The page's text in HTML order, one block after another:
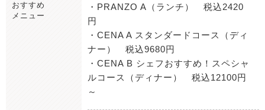
おすすめ
メニュー
・PRANZO A（ランチ） 税込2420
円
・CENA A スタンダードコース（ディ
ナー） 税込9680円
・CENA B シェフおすすめ！スペシャ
ルコース（ディナー） 税込12100円
～